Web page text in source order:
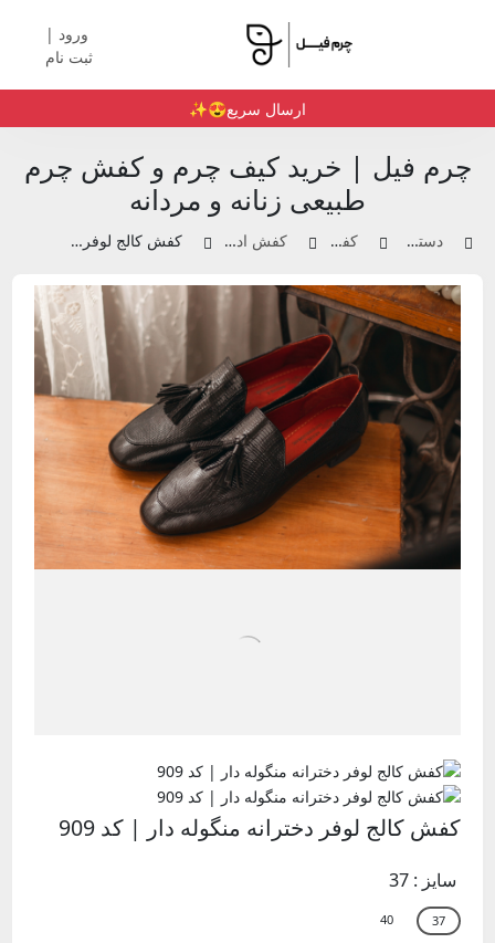
ورود |
ثبت نام
ارسال سریع😍✨️
چرم فیل | خرید کیف چرم و کفش چرم
طبیعی زنانه و مردانه
دسته بندی محصولات کفش چرم زنانه کفش اداری و مجلسی زنانه کفش کالج لوفر دخترانه منگوله دار | کد 909
کفش کالج لوفر دخترانه منگوله دار | کد 909
سایز :37